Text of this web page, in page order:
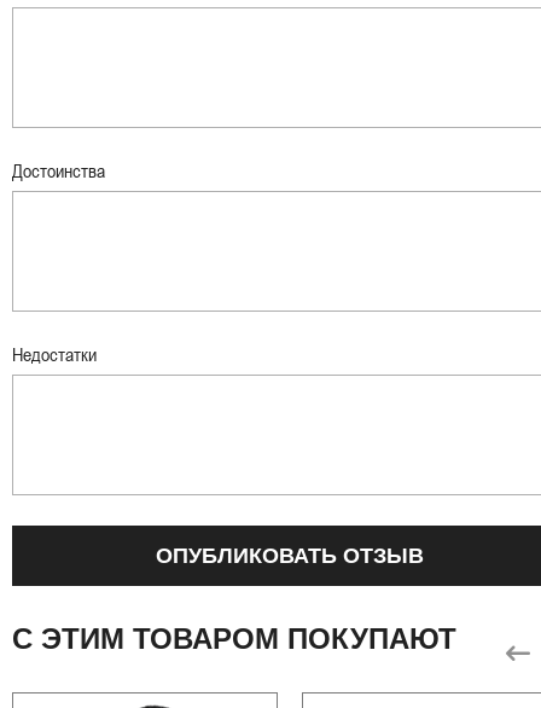
Достоинства
Недостатки
ОПУБЛИКОВАТЬ ОТЗЫВ
С ЭТИМ ТОВАРОМ ПОКУПАЮТ